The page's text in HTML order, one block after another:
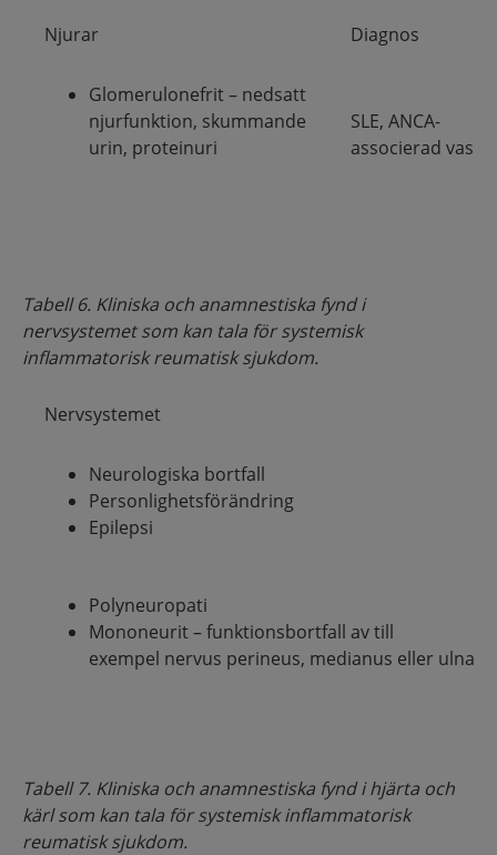
Njurar Diagnos
Glomerulonefrit – nedsatt
njurfunktion, skummande
urin, proteinuri
SLE, ANCA-
associerad
Tabell 6. Kliniska och anamnestiska fynd i
nervsystemet som kan tala för systemisk
inflammatorisk reumatisk sjukdom.
Nervsystemet
Neurologiska bortfall
Personlighetsförändring
Epilepsi
Polyneuropati
Mononeurit – funktionsbortfall av till
exempel nervus perineus, medianus eller ulnaris
Tabell 7. Kliniska och anamnestiska fynd i hjärta och
kärl som kan tala för systemisk inflammatorisk
reumatisk sjukdom.